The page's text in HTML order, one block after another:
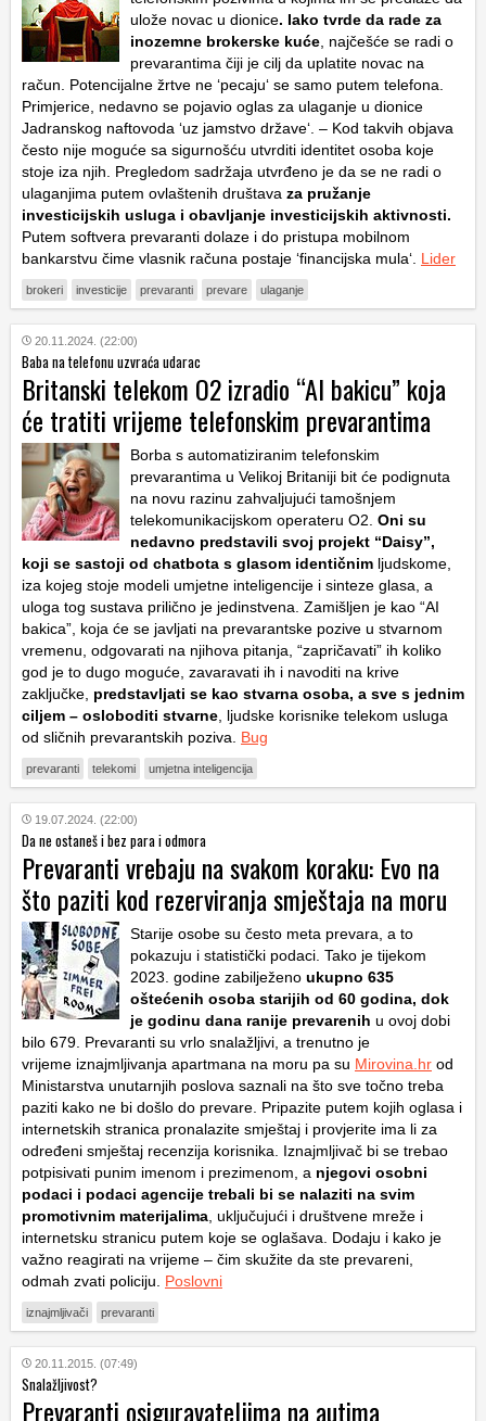
ulože novac u dionice. Iako tvrde da rade za
inozemne brokerske kuće , najčešće se radi o
prevarantima čiji je cilj da uplatite novac na
račun. Potencijalne žrtve ne ‘pecaju‘ se samo putem telefona.
Primjerice, nedavno se pojavio oglas za ulaganje u dionice
Jadranskog naftovoda ‘uz jamstvo države‘. – Kod takvih objava
često nije moguće sa sigurnošću utvrditi identitet osoba koje
stoje iza njih. Pregledom sadržaja utvrđeno je da se ne radi o
ulaganjima putem ovlaštenih društava za pružanje
investicijskih usluga i obavljanje investicijskih aktivnosti.
Putem softvera prevaranti dolaze i do pristupa mobilnom
bankarstvu čime vlasnik računa postaje ‘financijska mula‘. Lider
brokeri investicije prevaranti prevare ulaganje
20.11.2024. (22:00)
Baba na telefonu uzvraća udarac
Britanski telekom O2 izradio “AI bakicu” koja
će tratiti vrijeme telefonskim prevarantima
Borba s automatiziranim telefonskim
prevarantima u Velikoj Britaniji bit će podignuta
na novu razinu zahvaljujući tamošnjem
telekomunikacijskom operateru O2. Oni su
nedavno predstavili svoj projekt “Daisy”,
koji se sastoji od chatbota s glasom identičnim ljudskome,
iza kojeg stoje modeli umjetne inteligencije i sinteze glasa, a
uloga tog sustava prilično je jedinstvena. Zamišljen je kao “AI
bakica”, koja će se javljati na prevarantske pozive u stvarnom
vremenu, odgovarati na njihova pitanja, “zapričavati” ih koliko
god je to dugo moguće, zavaravati ih i navoditi na krive
zaključke, predstavljati se kao stvarna osoba, a sve s jednim
ciljem – osloboditi stvarne , ljudske korisnike telekom usluga
od sličnih prevarantskih poziva. Bug
prevaranti telekomi umjetna inteligencija
19.07.2024. (22:00)
Da ne ostaneš i bez para i odmora
Prevaranti vrebaju na svakom koraku: Evo na
što paziti kod rezerviranja smještaja na moru
Starije osobe su često meta prevara, a to
pokazuju i statistički podaci. Tako je tijekom
2023. godine zabilježeno ukupno 635
oštećenih osoba starijih od 60 godina, dok
je godinu dana ranije prevarenih u ovoj dobi
bilo 679. Prevaranti su vrlo snalažljivi, a trenutno je
vrijeme iznajmljivanja apartmana na moru pa su Mirovina.hr od
Ministarstva unutarnjih poslova saznali na što sve točno treba
paziti kako ne bi došlo do prevare. Pripazite putem kojih oglasa i
internetskih stranica pronalazite smještaj i provjerite ima li za
određeni smještaj recenzija korisnika. Iznajmljivač bi se trebao
potpisivati punim imenom i prezimenom, a njegovi osobni
podaci i podaci agencije trebali bi se nalaziti na svim
promotivnim materijalima , uključujući i društvene mreže i
internetsku stranicu putem koje se oglašava. Dodaju i kako je
važno reagirati na vrijeme – čim skužite da ste prevareni,
odmah zvati policiju. Poslovni
iznajmljivači prevaranti
20.11.2015. (07:49)
Snalažljivost?
Prevaranti osiguravateljima na autima